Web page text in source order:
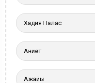
Хадия Палас
Ақниет
Ақжайық